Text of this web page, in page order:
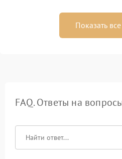
Показать
FAQ. Ответы на